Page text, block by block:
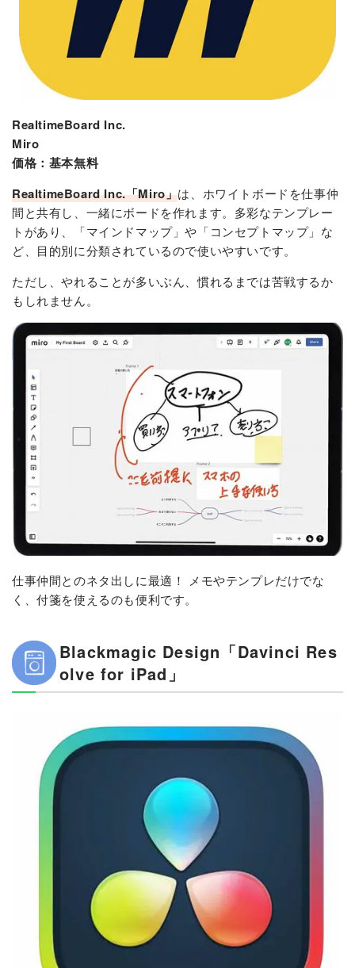
RealtimeBoard Inc.
Miro
価格：基本無料
RealtimeBoard Inc.「Miro」は、ホワイトボードを仕事仲
間と共有し、一緒にボードを作れます。多彩なテンプレー
トがあり、「マインドマップ」や「コンセプトマップ」な
ど、目的別に分類されているので使いやすいです。
ただし、やれることが多いぶん、慣れるまでは苦戦するか
もしれません。
仕事仲間とのネタ出しに最適！ メモやテンプレだけでな
く、付箋を使えるのも便利です。
Blackmagic Design「Davinci Res
olve for iPad」